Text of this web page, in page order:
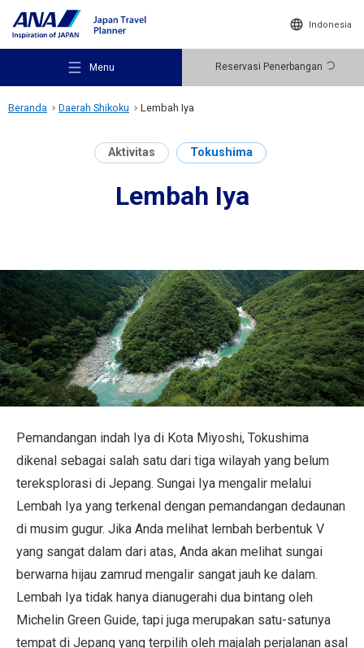
Indonesia
Menu Reservasi Penerbangan
Rekomendasi Tempat Wisata
Destinasi Wisata
Informasi Perjalanan
Tutup
Beranda Daerah Shikoku Lembah Iya
Aktivitas Tokushima
Lembah Iya
Pemandangan indah Iya di Kota Miyoshi, Tokushima
dikenal sebagai salah satu dari tiga wilayah yang belum
tereksplorasi di Jepang. Sungai Iya mengalir melalui
Lembah Iya yang terkenal dengan pemandangan dedaunan
di musim gugur. Jika Anda melihat lembah berbentuk V
yang sangat dalam dari atas, Anda akan melihat sungai
berwarna hijau zamrud mengalir sangat jauh ke dalam.
Lembah Iya tidak hanya dianugerahi dua bintang oleh
Michelin Green Guide, tapi juga merupakan satu-satunya
tempat di Jepang yang terpilih oleh majalah perjalanan asal